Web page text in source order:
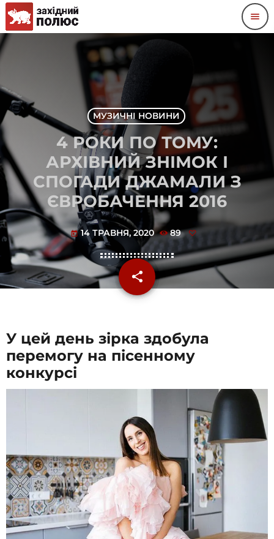
menu
МУЗИЧНІ НОВИНИ
4 РОКИ ПО ТОМУ:
АРХІВНИЙ ЗНІМОК І
СПОГАДИ ДЖАМАЛИ З
ЄВРОБАЧЕННЯ 2016
today 14 ТРАВНЯ, 2020 89
share
email
У цей день зірка здобула
перемогу на пісенному
конкурсі